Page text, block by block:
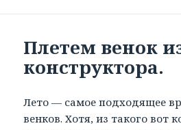
Плетем венок
конструктора.
Лето — самое подходящее
венков. Хотя, из такого вот